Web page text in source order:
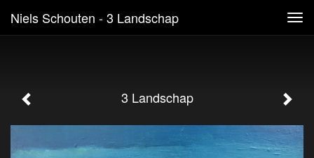
Niels Schouten - 3 Landschap
3 Landschap